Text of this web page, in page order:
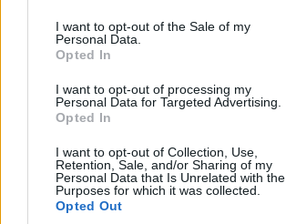
I want to opt-out of the Sale of my
Personal Data.
Opted In
I want to opt-out of processing my
Personal Data for Targeted Advertising.
Opted In
I want to opt-out of Collection, Use,
Retention, Sale, and/or Sharing of my
Personal Data that Is Unrelated with the
Purposes for which it was collected.
Opted Out
Publicidad